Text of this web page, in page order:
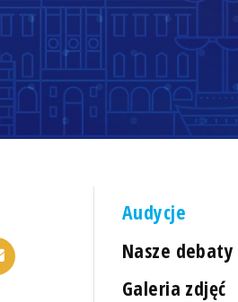
Audycje
Nasze debaty
Galeria zdjęć